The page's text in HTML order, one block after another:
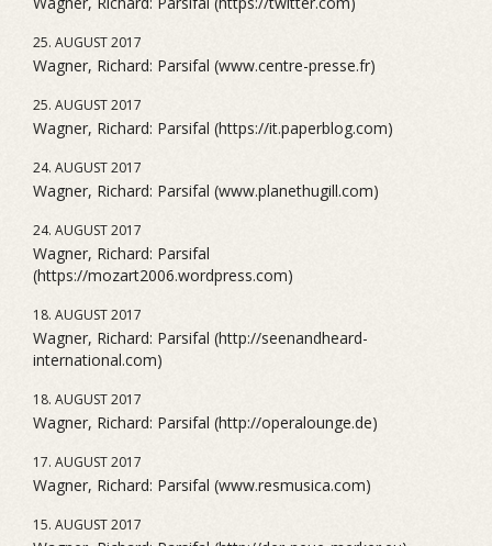
25. AUGUST 2017
Wagner, Richard: Parsifal (www.centre-presse.fr)
25. AUGUST 2017
Wagner, Richard: Parsifal (https://it.paperblog.com)
24. AUGUST 2017
Wagner, Richard: Parsifal (www.planethugill.com)
24. AUGUST 2017
Wagner, Richard: Parsifal
(https://mozart2006.wordpress.com)
18. AUGUST 2017
Wagner, Richard: Parsifal (http://seenandheard-
international.com)
18. AUGUST 2017
Wagner, Richard: Parsifal (http://operalounge.de)
17. AUGUST 2017
Wagner, Richard: Parsifal (www.resmusica.com)
15. AUGUST 2017